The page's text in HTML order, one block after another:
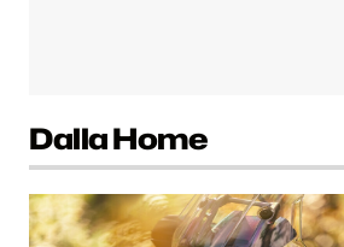
Dalla Home